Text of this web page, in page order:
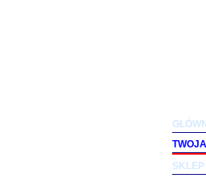
TWOJA
SKLEP